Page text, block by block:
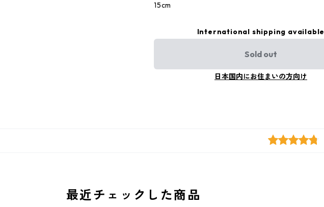
15cm
International shipping available
Sold out
日本国内にお住まいの方向け
最近チェックした商品